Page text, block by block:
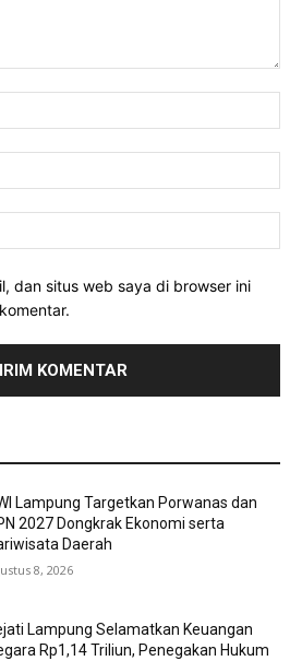
dan situs web saya di browser ini
Lampung Targetkan Porwanas dan
2027 Dongkrak Ekonomi serta
Daerah
8, 2026
Lampung Selamatkan Keuangan
Rp1,14 Triliun, Penegakan Hukum